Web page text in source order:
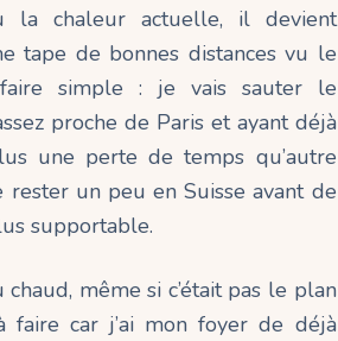
la chaleur actuelle, il devient
tape de bonnes distances vu le
simple : je vais sauter le
proche de Paris et ayant déjà
une perte de temps qu’autre
rester un peu en Suisse avant de
supportable.
même si c’était pas le plan
faire car j’ai mon foyer de déjà